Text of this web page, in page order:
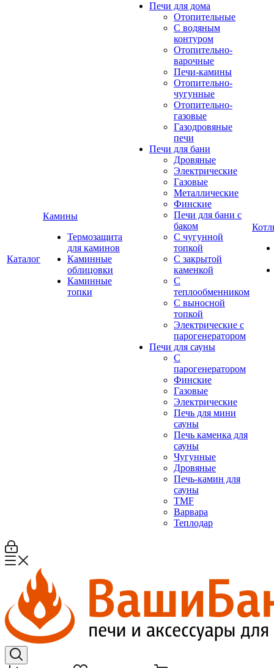
Каталог
Камины
Термозащита
для каминов
Каминные
облицовки
Каминные
топки
Печи для дома
Отопительные
C водяным
контуром
Отопительно-
варочные
Печи-камины
Отопительно-
чугунные
Отопительно-
газовые
Газодровяные
печи
Печи для бани
Дровяные
Электрические
Газовые
Металлические
Финские
Печи для бани с
баком
С чугунной
топкой
С закрытой
каменкой
С
теплообменником
С выносной
топкой
Электрические с
парогенератором
Печи для сауны
С
парогенератором
Финские
Газовые
Электрические
Печь для мини
сауны
Печь каменка для
сауны
Чугунные
Дровяные
Печь-камин для
сауны
TMF
Варвара
Теплодар